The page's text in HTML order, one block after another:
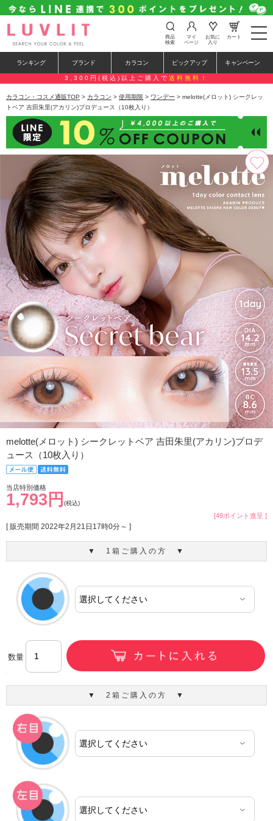
t
o
e
n
a
a
i
o
n
商品
検索
マイ
ページ
お気に
入り
カート
ランキング ブランド カラコン ピックアップ キャンペーン
3,300円(税込)以上ご購入で 送料無料！
カラコン・コスメ通販TOP > カラコン > 使用期限 > ワンデー > melotte(メロット) シークレッ
トベア 吉田朱里(アカリン)プロデュース（10枚入り）
melotte(メロット) シークレットベア 吉田朱里(アカリン)プロデ
ュース（10枚入り）
当店特別価格
1,793円 (税込)
[49ポイント進呈 ]
[ 販売期間 2022年2月21日17時0分～ ]
▼ 1箱ご購入の方 ▼
数量
▼ 2箱ご購入の方 ▼